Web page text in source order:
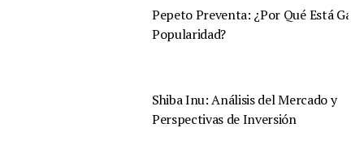
Pepeto Preventa: ¿Por Qué Está
Popularidad?
Shiba Inu: Análisis del Mercado y
Perspectivas de Inversión